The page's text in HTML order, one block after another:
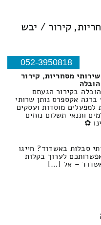
קירור / יבש
052-3950818
מסחריות, קירור
בקירור הגעתם
ברגה אקספרס נותן שרותי
למפעלים מוסדות ועסקים
ותנאי תשלום נוחים
סבלות באשדוד? חייגו
לערוך בקלות
– אל […]